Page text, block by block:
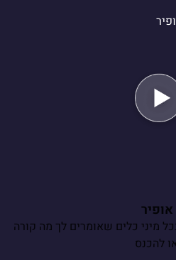
מיני כלים שאומרים לך מה קורה
להכנס